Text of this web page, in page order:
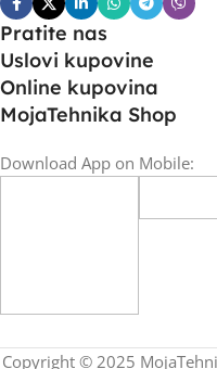
Pratite nas
Uslovi kupovine
Online kupovina
MojaTehnika Shop
Download App on Mobile:
Copyright © 2025